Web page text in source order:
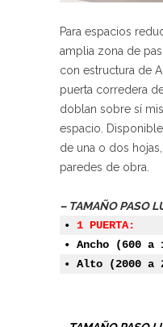
Para espacios
amplia zona de
con estructura de
puerta corredera
doblan sobre sí
espacio.
de una o dos
paredes de obra.
– TAMAÑO PASO
• 1 PUERTA:
• Ancho (600 a